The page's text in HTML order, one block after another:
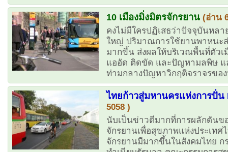
10 เมืองมิ่งมิตรจักรยาน (อ่าน
คงไม่มีใครปฏิเสธว่าปัจจุบันหล
ใหญ่ ปริมาณการใช้ยานพาหนะ
มากขึ้น ส่งผลให้บริเวณพื้นที่ตัว
แออัด ติดขัด และปัญหามลพิษ แ
ท่ามกลางปัญหาวิกฤติจราจรของ
ไทยก้าวสู่มหานครแห่งการปั่
5058 )
นับเป็นข่าวดีมากที่การผลักดัน
จักรยานเพื่อสุขภาพแห่งประเทศ
จักรยานมีมากขึ้นในสังคมไทย ก